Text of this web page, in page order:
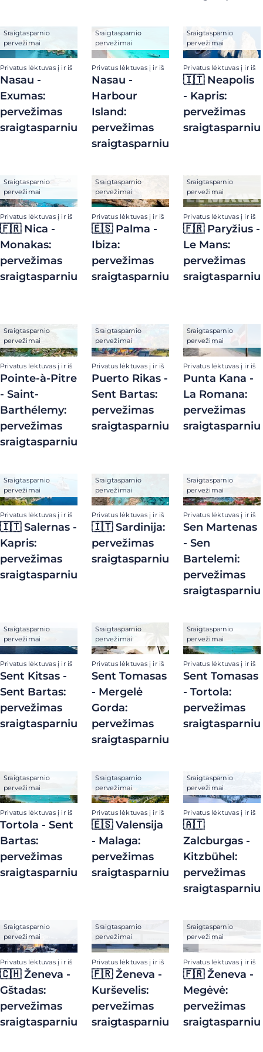
Sraigtasparnio
pervežimai
Privatus lėktuvas į ir iš
Nasau -
Exumas:
pervežimas
sraigtasparniu
Sraigtasparnio
pervežimai
Privatus lėktuvas į ir iš
Nasau -
Harbour
Island:
pervežimas
sraigtasparniu
Sraigtasparnio
pervežimai
Privatus lėktuvas į ir iš
🇮🇹 Neapolis
- Kapris:
pervežimas
sraigtasparniu
Sraigtasparnio
pervežimai
Privatus lėktuvas į ir iš
🇫🇷 Nica -
Monakas:
pervežimas
sraigtasparniu
Sraigtasparnio
pervežimai
Privatus lėktuvas į ir iš
🇪🇸 Palma -
Ibiza:
pervežimas
sraigtasparniu
Sraigtasparnio
pervežimai
Privatus lėktuvas į ir iš
🇫🇷 Paryžius -
Le Mans:
pervežimas
sraigtasparniu
Sraigtasparnio
pervežimai
Privatus lėktuvas į ir iš
Pointe-à-Pitre
- Saint-
Barthélemy:
pervežimas
sraigtasparniu
Sraigtasparnio
pervežimai
Privatus lėktuvas į ir iš
Puerto Rikas -
Sent Bartas:
pervežimas
sraigtasparniu
Sraigtasparnio
pervežimai
Privatus lėktuvas į ir iš
Punta Kana -
La Romana:
pervežimas
sraigtasparniu
Sraigtasparnio
pervežimai
Privatus lėktuvas į ir iš
🇮🇹 Salernas -
Kapris:
pervežimas
sraigtasparniu
Sraigtasparnio
pervežimai
Privatus lėktuvas į ir iš
🇮🇹 Sardinija:
pervežimas
sraigtasparniu
Sraigtasparnio
pervežimai
Privatus lėktuvas į ir iš
Sen Martenas
- Sen
Bartelemi:
pervežimas
sraigtasparniu
Sraigtasparnio
pervežimai
Privatus lėktuvas į ir iš
Sent Kitsas -
Sent Bartas:
pervežimas
sraigtasparniu
Sraigtasparnio
pervežimai
Privatus lėktuvas į ir iš
Sent Tomasas
- Mergelė
Gorda:
pervežimas
sraigtasparniu
Sraigtasparnio
pervežimai
Privatus lėktuvas į ir iš
Sent Tomasas
- Tortola:
pervežimas
sraigtasparniu
Sraigtasparnio
pervežimai
Privatus lėktuvas į ir iš
Tortola - Sent
Bartas:
pervežimas
sraigtasparniu
Sraigtasparnio
pervežimai
Privatus lėktuvas į ir iš
🇪🇸 Valensija
- Malaga:
pervežimas
sraigtasparniu
Sraigtasparnio
pervežimai
Privatus lėktuvas į ir iš
🇦🇹
Zalcburgas -
Kitzbühel:
pervežimas
sraigtasparniu
Sraigtasparnio
pervežimai
Privatus lėktuvas į ir iš
🇨🇭 Ženeva -
Gštadas:
pervežimas
sraigtasparniu
Sraigtasparnio
pervežimai
Privatus lėktuvas į ir iš
🇫🇷 Ženeva -
Kurševelis:
pervežimas
sraigtasparniu
Sraigtasparnio
pervežimai
Privatus lėktuvas į ir iš
🇫🇷 Ženeva -
Megėvė:
pervežimas
sraigtasparniu